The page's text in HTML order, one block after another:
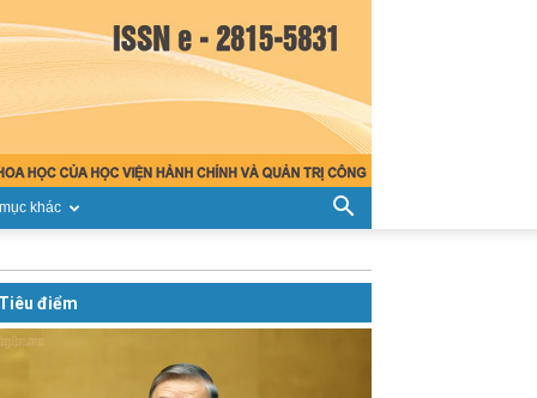
khác
Tiêu điểm